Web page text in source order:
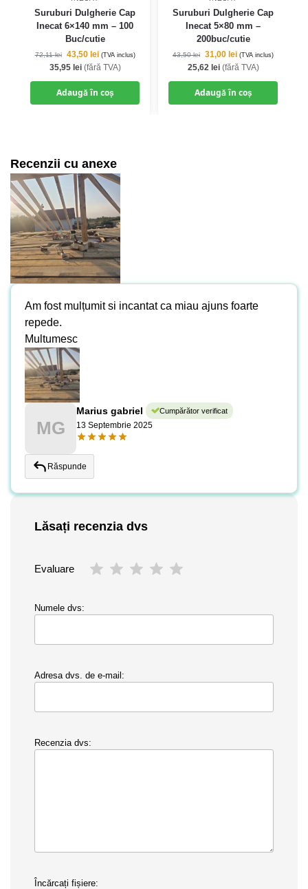
Suruburi Dulgherie Cap
Inecat 6×140 mm – 100
Buc/cutie
72,11lei 43,50 lei (TVA inclus)
35,95 lei(fără TVA)
Adaugă în coș
Suruburi Dulgherie Cap
Inecat 5×80 mm –
200buc/cutie
43,50lei 31,00 lei (TVA inclus)
25,62 lei(fără TVA)
Adaugă în coș
Recenzii cu anexe
MG
Marius gabriel Cumpărător verificat
13 Septembrie 2025
Am fost mulțumit si incantat ca miau ajuns foarte
repede.
Multumesc
Răspunde
Lăsați recenzia dvs
Evaluare
Numele dvs:
Adresa dvs. de e-mail:
Recenzia dvs:
Încărcați fișiere: